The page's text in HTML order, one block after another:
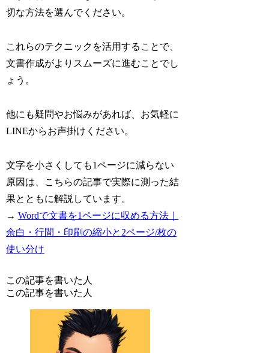
切な方法を選んでください。
これらのテクニックを活用することで、
文書作成がよりスムーズに進むことでし
ょう。
他にも疑問やお悩みがあれば、お気軽に
LINEからお声掛けください。
文字を小さくしても1ページに減らない
原因は、こちらの記事で実際に測った結
果とともに解説しています。
→Wordで文書を1ページに収める方法｜
余白・行間・印刷の縮小と2ページ/枚の
使い分け
この記事を書いた人
この記事を書いた人